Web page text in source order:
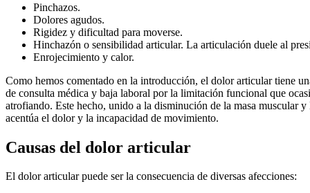
Pinchazos.
Dolores agudos.
Rigidez y dificultad para moverse.
Hinchazón o sensibilidad articular. La articulación duele al
Enrojecimiento y calor.
Como hemos comentado en la introducción, el dolor articular tiene
de consulta médica y baja laboral por la limitación funcional que
atrofiando. Este hecho, unido a la disminución de la masa muscular
acentúa el dolor y la incapacidad de movimiento.
Causas del dolor articular
El dolor articular puede ser la consecuencia de diversas afecciones: